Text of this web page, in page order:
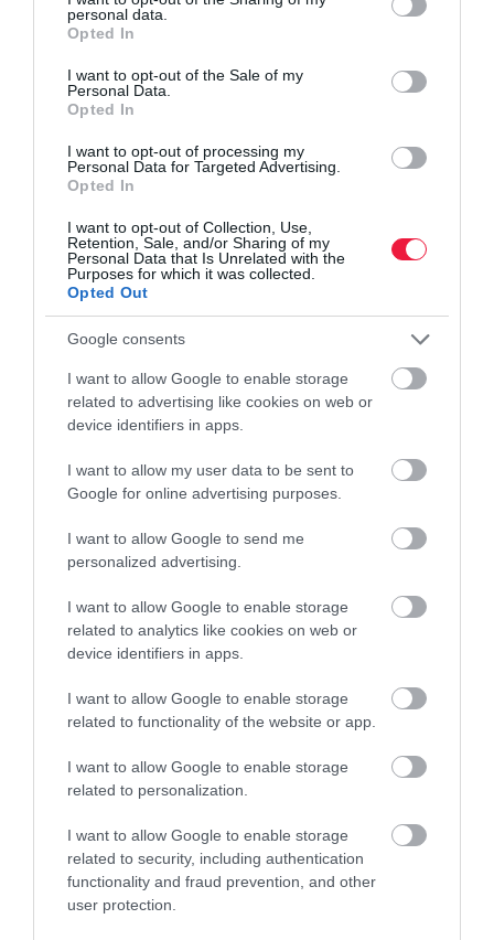
grant or deny consent to Google and its third-party tags to
use your data for below specified purposes in below Google
consent section.
personal data.
Opted In
I want to opt-out of the Sale of my
Personal Data.
Opted In
I want to opt-out of processing my
Personal Data for Targeted Advertising.
Opted In
I want to opt-out of Collection, Use,
Retention, Sale, and/or Sharing of my
Personal Data that Is Unrelated with the
Purposes for which it was collected.
Opted Out
Google consents
I want to allow Google to enable storage
related to advertising like cookies on web or
device identifiers in apps.
I want to allow my user data to be sent to
Google for online advertising purposes.
I want to allow Google to send me
personalized advertising.
I want to allow Google to enable storage
related to analytics like cookies on web or
device identifiers in apps.
I want to allow Google to enable storage
related to functionality of the website or app.
I want to allow Google to enable storage
related to personalization.
I want to allow Google to enable storage
related to security, including authentication
functionality and fraud prevention, and other
user protection.
megerősítése érdekében?
A szakember szerint az első és legfontosabb, hogy egy
informatikus kezébe kell adni a rendszert. Ezen kívül:
Céges e-mail fiókokat kell használni amikor munkatársakat
adunk hozzá a vállalati fiókhoz.
Felhasználói nyilvántartást kell vezetni, amit időről időre felül
kell vizsgálni.
Olyan mappastruktúrát kell kialakítani, amely egyes részeihez
csak külön jogosultsággal lehet hozzáférni.
Leltárba kell venni az alkalmazásokat.
Legyenek dokumentált engedélyezési eljárások.
kiberbiztonság informatika rendszergazda